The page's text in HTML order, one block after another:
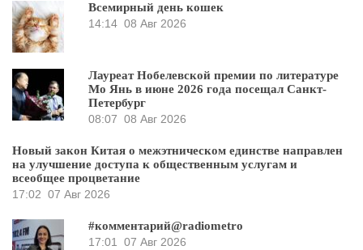
Всемирный день кошек
14:14 08 Авг 2026
Лауреат Нобелевской премии по литературе
Мо Янь в июне 2026 года посещал Санкт-
Петербург
08:07 08 Авг 2026
Новый закон Китая о межэтническом единстве направлен
на улучшение доступа к общественным услугам и
всеобщее процветание
17:02 07 Авг 2026
#комментарий@radiometro
17:01
07 Авг 2026